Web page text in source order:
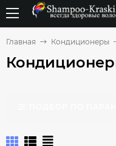
Главная Кондиционеры